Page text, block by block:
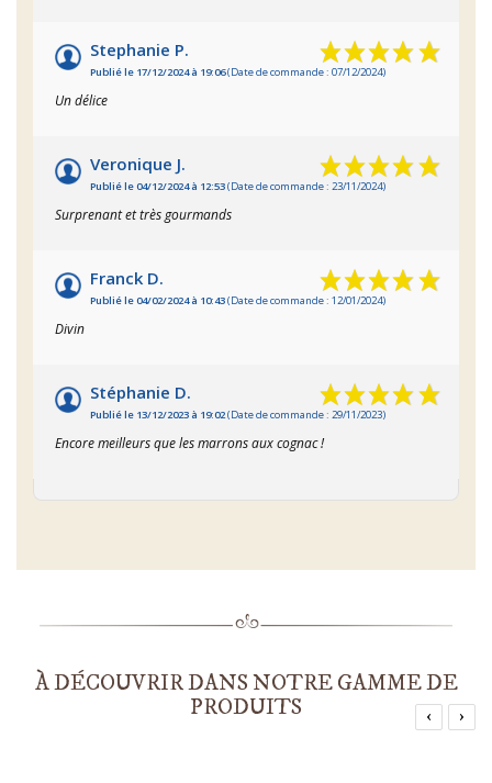
Stephanie P.
Publié le 17/12/2024 à 19:06(Date de commande : 07/12/2024)
Un délice
Veronique J.
Publié le 04/12/2024 à 12:53(Date de commande : 23/11/2024)
Surprenant et très gourmands
Franck D.
Publié le 04/02/2024 à 10:43(Date de commande : 12/01/2024)
Divin
Stéphanie D.
Publié le 13/12/2023 à 19:02(Date de commande : 29/11/2023)
Encore meilleurs que les marrons aux cognac !
À DÉCOUVRIR DANS NOTRE GAMME DE
PRODUITS
‹ ›